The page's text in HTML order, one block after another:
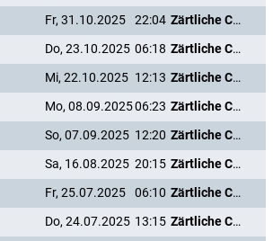
Fr, 31.10.2025 22:04
Zärtliche Chaoten II
Do, 23.10.2025 06:18
Zärtliche Chaoten II
Mi, 22.10.2025 12:13
Zärtliche Chaoten II
Mo, 08.09.202506:23
Zärtliche Chaoten II
So, 07.09.2025 12:20
Zärtliche Chaoten II
Sa, 16.08.2025 20:15
Zärtliche Chaoten II
Fr, 25.07.2025 06:10
Zärtliche Chaoten II
Do, 24.07.2025 13:15
Zärtliche Chaoten II